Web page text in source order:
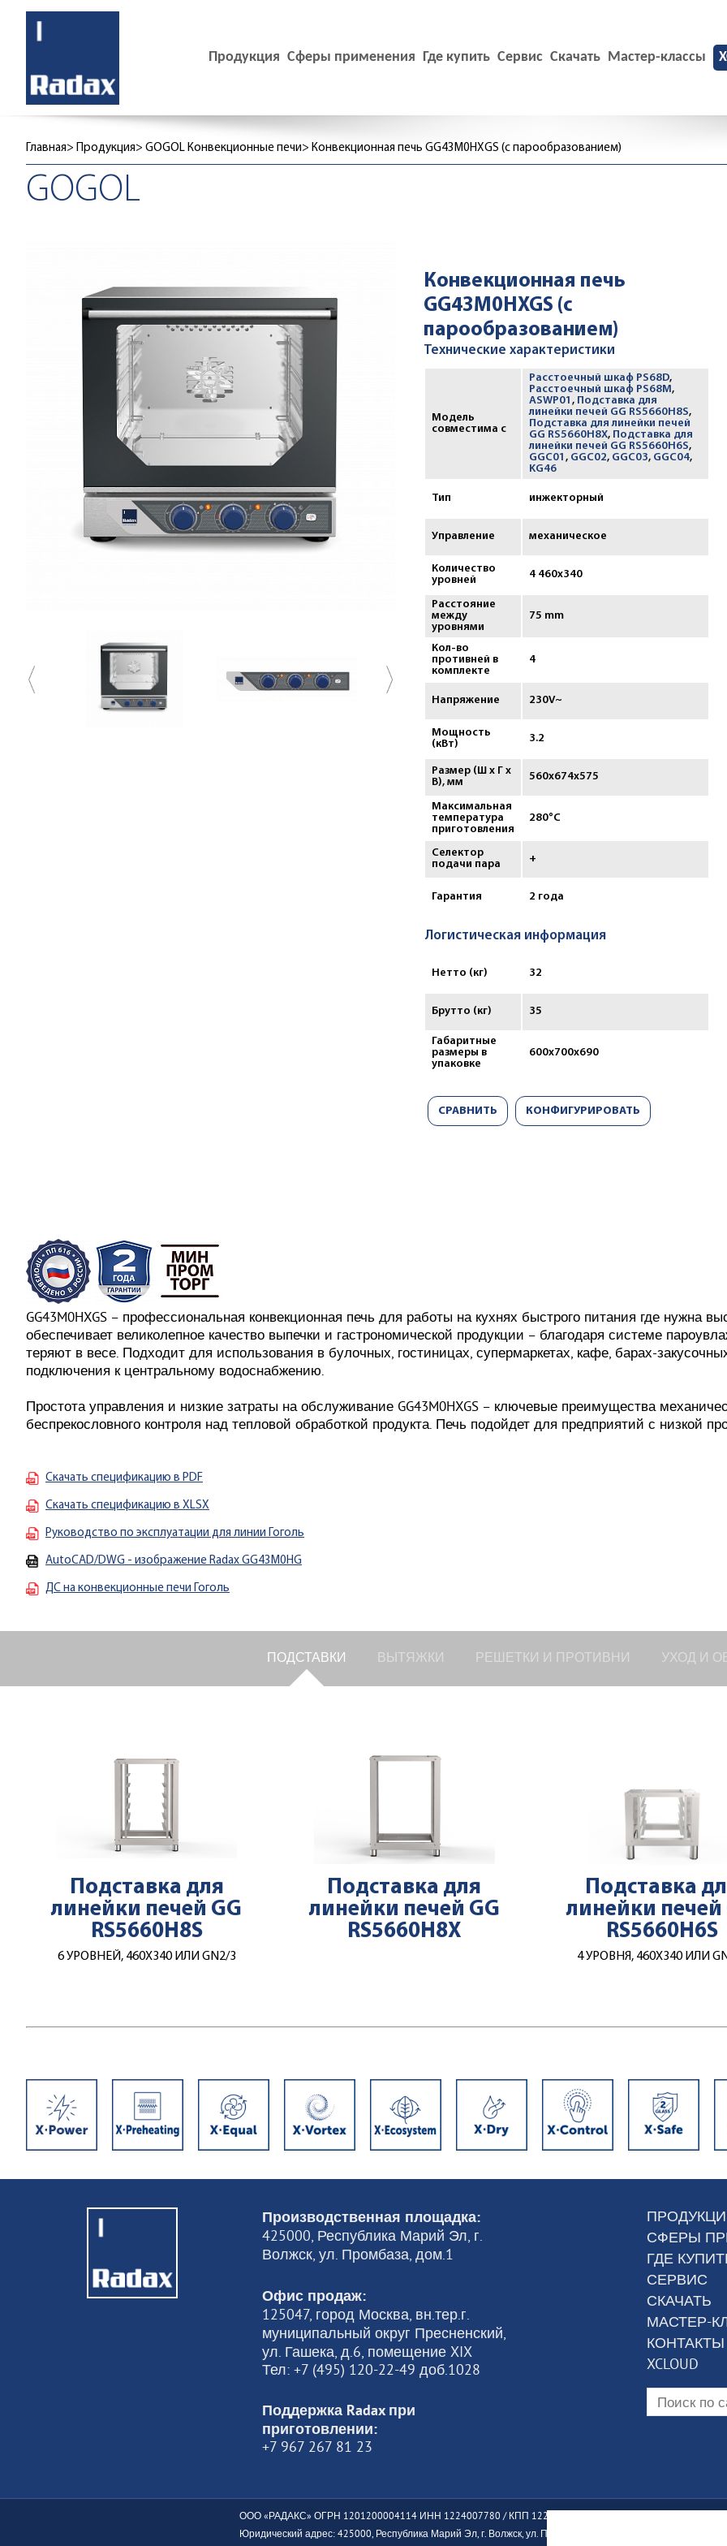
Продукция Сферы применения Где купить Сервис Скачать Мастер-классы
Главная Продукция GOGOL Конвекционные печи Конвекционная печь GG43M0HXGS (с парообразованием)
GOGOL
Конвекционная печь
GG43M0HXGS (с
парообразованием)
Технические характеристики
Модель
совместима с
Расстоечный шкаф PS68D,
Расстоечный шкаф PS68M,
ASWP01 , Подставка для
линейки печей GG RS5660H8S,
Подставка для линейки печей
GG RS5660H8X, Подставка для
линейки печей GG RS5660H6S,
GGC01 , GGC02, GGC03, GGC04,
KG46
Тип инжекторный
Управление механическое
Количество
уровней
4 460х340
Расстояние
между
уровнями
75 mm
Кол-во
противней в
комплекте
4
Напряжение 230V~
Мощность
(кВт)
3.2
Размер (Ш х Г х
В), мм
560x674x575
Максимальная
температура
приготовления
280°С
Селектор
подачи пара
+
Гарантия 2 года
Логистическая информация
Нетто (кг) 32
Брутто (кг) 35
Габаритные
размеры в
упаковке
600х700х690
СРАВНИТЬ КОНФИГУРИРОВАТЬ
GG43M0HXGS – профессиональная конвекционная печь для работы на кухнях быстрого питания где нужна
обеспечивает великолепное качество выпечки и гастрономической продукции – благодаря системе
теряют в весе. Подходит для использования в булочных, гостиницах, супермаркетах, кафе, барах-
подключения к центральному водоснабжению.
Простота управления и низкие затраты на обслуживание GG43M0HXGS – ключевые преимущества
беспрекословного контроля над тепловой обработкой продукта. Печь подойдет для предприятий с низкой
Скачать спецификацию в PDF
Скачать спецификацию в XLSX
Руководство по эксплуатации для линии Гоголь
AutoCAD/DWG - изображение Radax GG43M0HG
ДС на конвекционные печи Гоголь
ПОДСТАВКИ ВЫТЯЖКИ РЕШЕТКИ И ПРОТИВНИ УХОД И
Подставка для
линейки печей GG
RS5660H8S
6 УРОВНЕЙ, 460Х340 ИЛИ GN2/3
Подставка для
линейки печей GG
RS5660H8X
Подставка
линейки печей
RS5660H6S
4 УРОВНЯ, 460Х340 ИЛИ
Производственная площадка:
425000, Республика Марий Эл, г.
Волжск, ул. Промбаза, дом.1
Офис продаж:
125047, город Москва, вн.тер.г.
муниципальный округ Пресненский,
ул. Гашека, д.6, помещение XIX
Тел: +7 (495) 120-22-49 доб.1028
Поддержка Radax при
приготовлении:
+7 967 267 81 23
СФЕРЫ
ГДЕ
СЕРВИС
СКАЧАТЬ
МАСТЕР-
КОНТАКТЫ
XCLOUD
ООО «РАДАКС» ОГРН 1201200004114 ИНН 1224007780 / КПП 122401001
Юридический адрес: 425000, Республика Марий Эл, г. Волжск, ул. Промбаза, дом 1, помещение 7А, этаж 1